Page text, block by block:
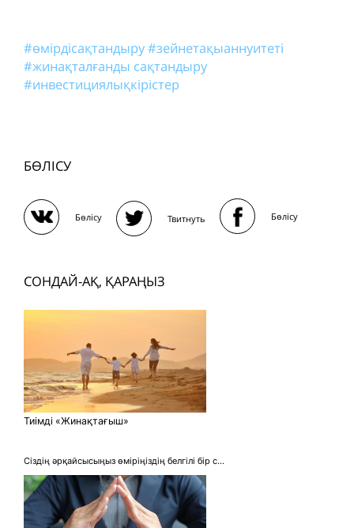
#өмірдісақтандыру#зейнетақыаннуитеті
#жинақталғанды сақтандыру
#инвестициялықкірістер
БӨЛІСУ
Бөлісу Твитнуть Бөлісу
СОНДАЙ-АҚ, ҚАРАҢЫЗ
Тиімді «Жинақтағыш»
Сіздің әрқайсысыңыз өміріңіздің белгілі бір с...